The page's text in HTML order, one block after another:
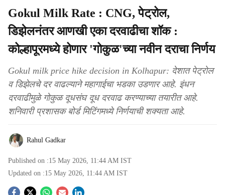
Gokul Milk Rate : CNG, पेट्रोल,
डिझेलनंतर आणखी एका दरवाढीचा शॉक :
कोल्हापूरमध्ये होणार 'गोकुळ'च्या नवीन दराचा निर्णय
Gokul milk price hike decision in Kolhapur: देशात पेट्रोल
व डिझेलचे दर वाढल्याने महागाईचा भडका उडणार आहे. इंधन
दरवाढीमुळे गोकुळ दूधसंघ दूध दरवाढ करण्याच्या तयारीत आहे.
शनिवारी प्रशासक बोर्ड मिटिंगमध्ये निर्णयाची शक्यता आहे.
Rahul Gadkar
Published on :15 May 2026, 11:44 AM IST
Updated on :15 May 2026, 11:44 AM IST